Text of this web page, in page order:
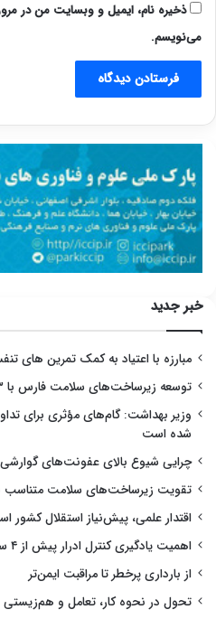
ذخیره نام، ایمیل و وبسایت من در
می‌نویسم.
خبر جدید
مبارزه با اعتیاد به کمک تمرین های
توسعه زیرساخت‌های سلامت فارس با ۳ پروژه شتاب گرفت
وزیر بهداشت: گام‌های مؤثری برای
شده است
چرایی شیوع بالای عفونت‌های
تقویت زیرساخت‌های سلامت متناسب
اقتدار علمی، پیش‌نیاز استقلال کشور
اهمیت یادگیری کنترل ادرار پیش از ۴ سالگی
از بارداری پرخطر تا مراقبت ایمن‌تر
تحول در نحوه کار، تعامل و هم‌زیستی